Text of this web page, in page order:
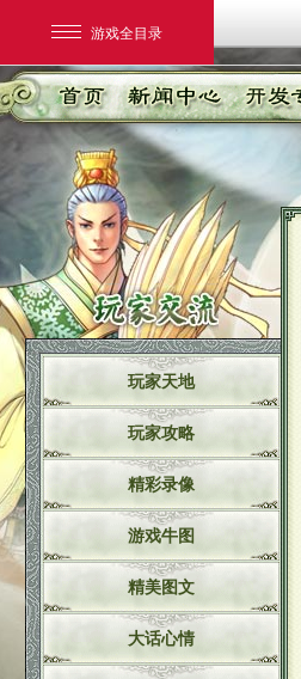
游戏全目录
网易游戏
游戏爱好者
我的足迹： 大话2经典版
玩家天地
玩家攻略
精彩录像
游戏牛图
精美图文
大话心情